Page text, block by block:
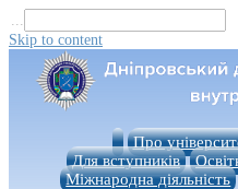
...
Skip to content
Про
Для вступників
Міжнародна діяльність